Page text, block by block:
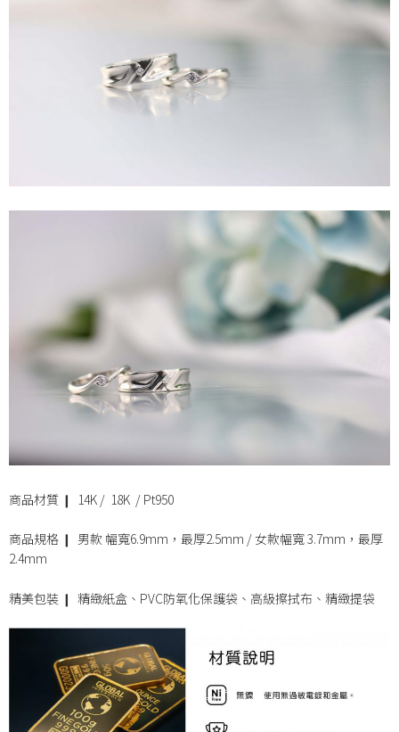
商品材質 ❙ 14K / 18K / Pt950
商品規格 ❙ 男款 幅寬6.9mm，最厚2.5mm / 女款幅寬 3.7mm，最厚
2.4mm
精美包裝 ❙ 精緻紙盒、PVC防氧化保護袋、高級擦拭布、精緻提袋